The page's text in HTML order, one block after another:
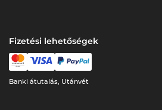
Fizetési lehetőségek
Banki átutalás, Utánvét